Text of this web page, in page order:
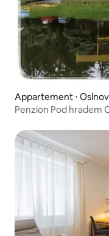
Appartement ⋅
Penzion Pod hradem